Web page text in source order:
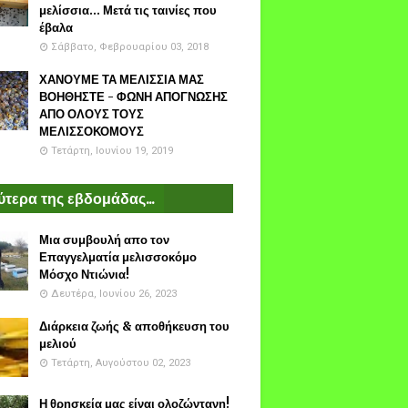
μελίσσια... Μετά τις ταινίες που
έβαλα
Σάββατο, Φεβρουαρίου 03, 2018
ΧΑΝΟΥΜΕ ΤΑ ΜΕΛΙΣΣΙΑ ΜΑΣ
ΒΟΗΘΗΣΤΕ - ΦΩΝΗ ΑΠΟΓΝΩΣΗΣ
ΑΠΟ ΟΛΟΥΣ ΤΟΥΣ
ΜΕΛΙΣΣΟΚΟΜΟΥΣ
Τετάρτη, Ιουνίου 19, 2019
της εβδομάδας...
Μια συμβουλή απο τον
Επαγγελματία μελισσοκόμο
Μόσχο Ντιώνια!
Δευτέρα, Ιουνίου 26, 2023
Διάρκεια ζωής & αποθήκευση του
μελιού
Τετάρτη, Αυγούστου 02, 2023
Η θρησκεία μας είναι ολοζώντανη!